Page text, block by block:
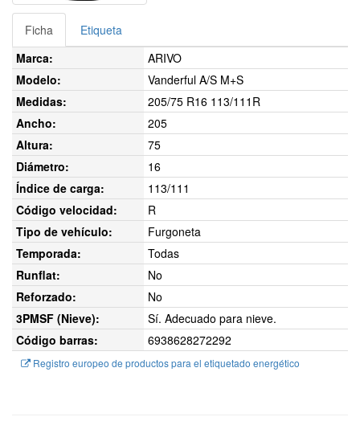
Ficha
Etiqueta
Marca:
ARIVO
Modelo:
Vanderful A/S M+S
Medidas:
205/75 R16 113/111R
Ancho:
205
Altura:
75
Diámetro:
16
Índice de carga:
113/111
Código velocidad:
R
Tipo de vehículo:
Furgoneta
Temporada:
Todas
Runflat:
No
Reforzado:
No
3PMSF (Nieve):
Sí. Adecuado para nieve.
Código barras:
6938628272292
Registro europeo de productos para el etiquetado energético